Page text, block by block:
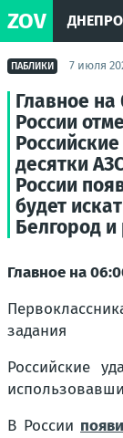
ZOV
ПАБЛИКИ 7 июля
Главное
России
десятки
России
будет
Белгород и
Главное на
задания
Российские
В России